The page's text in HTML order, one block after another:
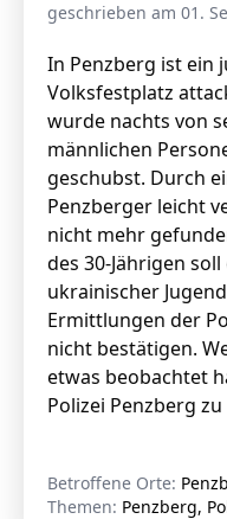
geschrieben am 01.
In Penzberg ist ein
Volksfestplatz
wurde nachts von
männlichen
geschubst. Durch
Penzberger leicht
nicht mehr
des 30-Jährigen
ukrainischer
Ermittlungen der
nicht bestätigen.
etwas beobachtet
Polizei Penzberg
Betroffene Orte:
Themen: Penzberg,